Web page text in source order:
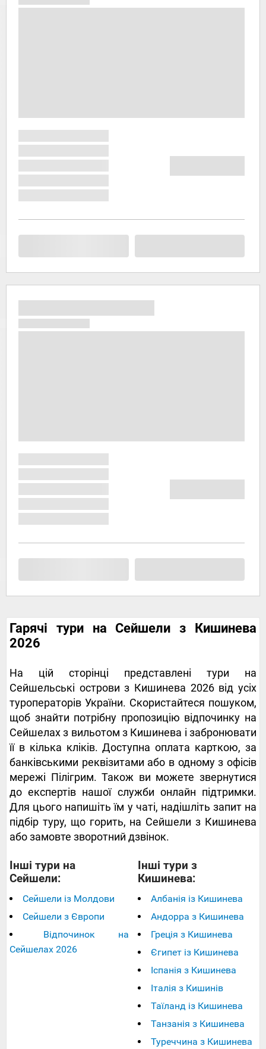
Гарячі тури на Сейшели з Кишинева
2026
На цій сторінці представлені тури на
Сейшельські острови з Кишинева 2026 від усіх
туроператорів України. Скористайтеся пошуком,
щоб знайти потрібну пропозицію відпочинку на
Сейшелах з вильотом з Кишинева і забронювати
її в кілька кліків. Доступна оплата карткою, за
банківськими реквізитами або в одному з офісів
мережі Пілігрим. Також ви можете звернутися
до експертів нашої служби онлайн підтримки.
Для цього напишіть їм у чаті, надішліть запит на
підбір туру, що горить, на Сейшели з Кишинева
або замовте зворотний дзвінок.
Інші тури на
Сейшели:
Сейшели із Молдови
Сейшели з Європи
Відпочинок на
Сейшелах 2026
Інші тури з
Кишинева:
Албанія із Кишинева
Андорра з Кишинева
Греція з Кишинева
Єгипет із Кишинева
Іспанія з Кишинева
Італія з Кишинів
Таїланд із Кишинева
Танзанія з Кишинева
Туреччина з Кишинева